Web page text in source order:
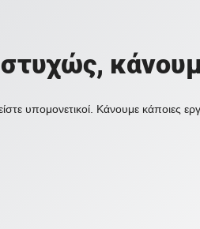
υπομονετικοί. Κάνουμε κάποιες